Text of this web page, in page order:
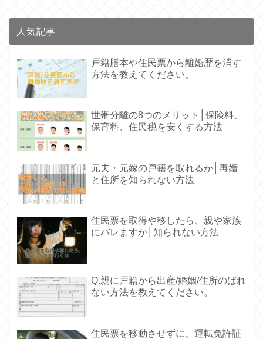
人気記事
戸籍謄本や住民票から離婚歴を消す
方法を教えてください。
世帯分離の8つのメリット│保険料、
保育料、住民税を安くする方法
元夫・元嫁の戸籍を取れるか│再婚
と住所を知られない方法
住民票を取得や移したら、親や家族
にバレますか│知られない方法
Q.親に戸籍から出産/婚姻/住所のばれ
ない方法を教えてください。
住民票を移動させずに、運転免許証